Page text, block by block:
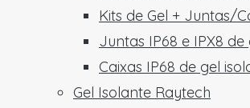
Kits de Gel + Juntas/
Juntas IP68 e IPX8
Caixas IP68 de gel
Gel Isolante Raytech